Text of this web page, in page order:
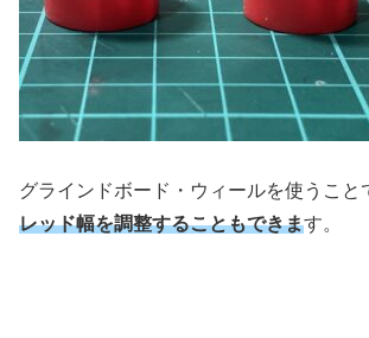
グラインドボード・ウィールを使うこと
レッド幅を調整することもできます。